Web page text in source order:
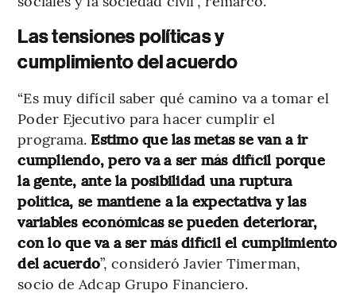
Las tensiones políticas y
cumplimiento del acuerdo
“Es muy difícil saber qué camino va a tomar el
Poder Ejecutivo para hacer cumplir el
programa. Estimo que las metas se van a ir
cumpliendo, pero va a ser más difícil porque
la gente, ante la posibilidad una ruptura
política, se mantiene a la expectativa y las
variables económicas se pueden deteriorar,
con lo que va a ser más difícil el cumplimiento
del acuerdo”, consideró Javier Timerman,
socio de Adcap Grupo Financiero.